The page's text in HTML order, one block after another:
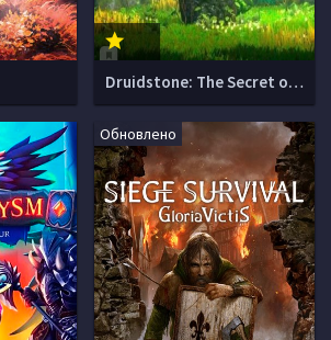
Druidstone: The Secret of the Menhir Forest
Обновлено